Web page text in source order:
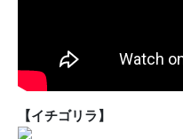
【イチゴリラ】